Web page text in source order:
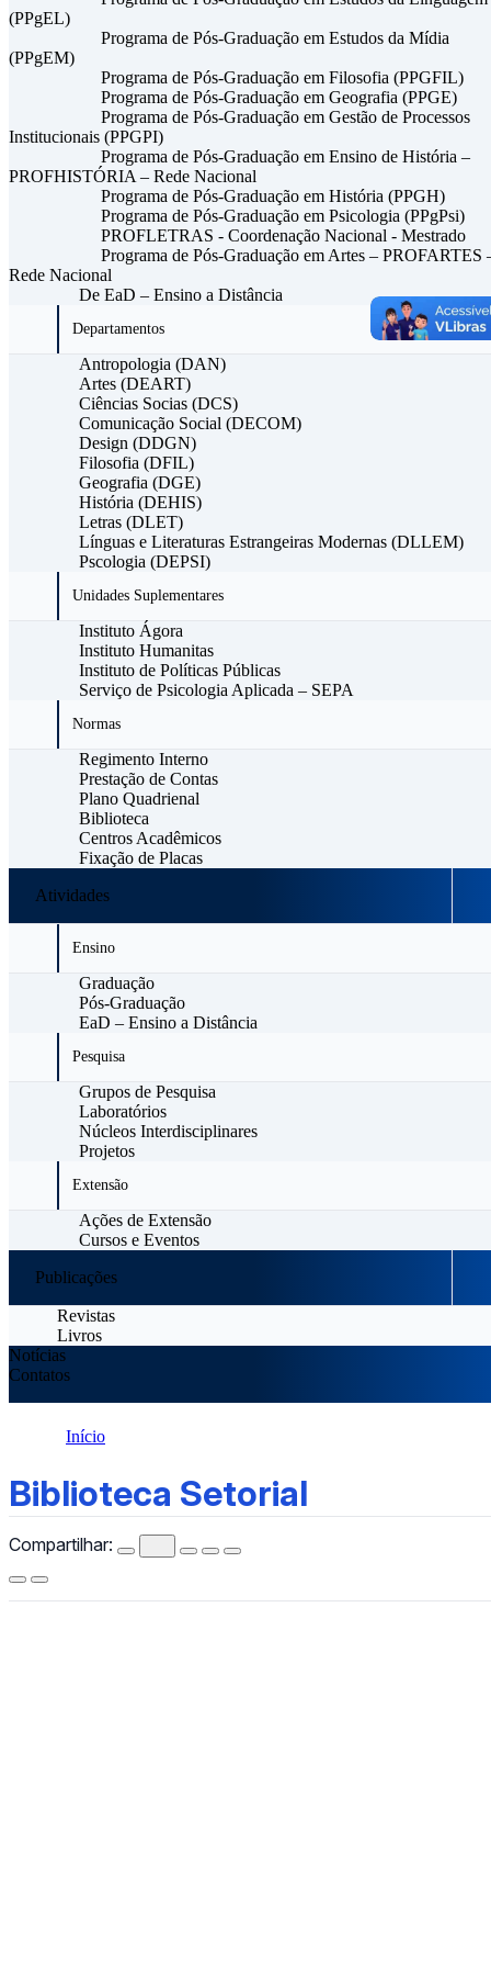
(PPgEL)
Programa de Pós-Graduação em Estudos da Mídia
(PPgEM)
Programa de Pós-Graduação em Filosofia (PPGFIL)
Programa de Pós-Graduação em Geografia (PPGE)
Programa de Pós-Graduação em Gestão de Processos
Institucionais (PPGPI)
Programa de Pós-Graduação em Ensino de História –
PROFHISTÓRIA – Rede Nacional
Programa de Pós-Graduação em História (PPGH)
Programa de Pós-Graduação em Psicologia (PPgPsi)
PROFLETRAS - Coordenação Nacional - Mestrado
Programa de Pós-Graduação em Artes – PROFARTES
Rede Nacional
De EaD – Ensino a Distância
Departamentos
Antropologia (DAN)
Artes (DEART)
Ciências Socias (DCS)
Comunicação Social (DECOM)
Design (DDGN)
Filosofia (DFIL)
Geografia (DGE)
História (DEHIS)
Letras (DLET)
Línguas e Literaturas Estrangeiras Modernas (DLLEM)
Pscologia (DEPSI)
Unidades Suplementares
Instituto Ágora
Instituto Humanitas
Instituto de Políticas Públicas
Serviço de Psicologia Aplicada – SEPA
Normas
Regimento Interno
Prestação de Contas
Plano Quadrienal
Biblioteca
Centros Acadêmicos
Fixação de Placas
Atividades
Ensino
Graduação
Pós-Graduação
EaD – Ensino a Distância
Pesquisa
Grupos de Pesquisa
Laboratórios
Núcleos Interdisciplinares
Projetos
Extensão
Ações de Extensão
Cursos e Eventos
Publicações
Revistas
Livros
Notícias
Contatos
Início
Biblioteca Setorial
Compartilhar: